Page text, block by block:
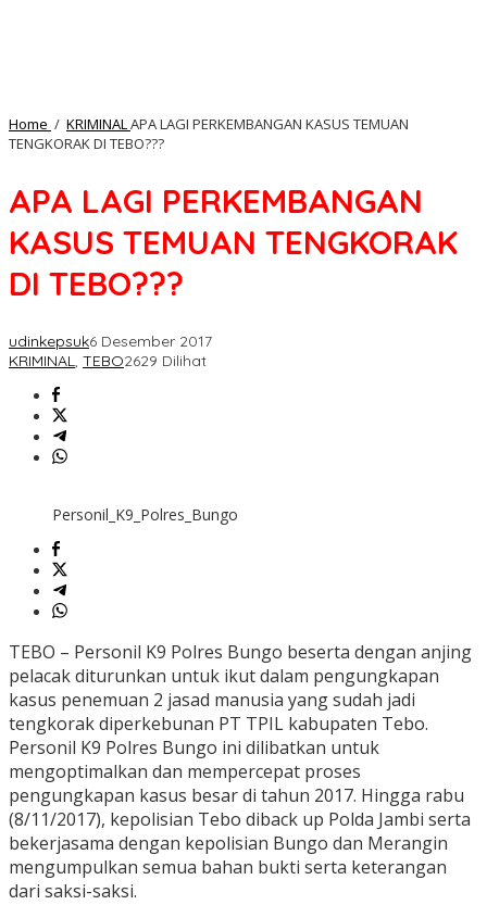
Home / KRIMINALAPA LAGI PERKEMBANGAN KASUS TEMUAN
TENGKORAK DI TEBO???
APA LAGI PERKEMBANGAN
KASUS TEMUAN TENGKORAK
DI TEBO???
udinkepsuk6 Desember 2017
KRIMINAL, TEBO2629 Dilihat
Personil_K9_Polres_Bungo
TEBO – Personil K9 Polres Bungo beserta dengan anjing
pelacak diturunkan untuk ikut dalam pengungkapan
kasus penemuan 2 jasad manusia yang sudah jadi
tengkorak diperkebunan PT TPIL kabupaten Tebo.
Personil K9 Polres Bungo ini dilibatkan untuk
mengoptimalkan dan mempercepat proses
pengungkapan kasus besar di tahun 2017. Hingga rabu
(8/11/2017), kepolisian Tebo diback up Polda Jambi serta
bekerjasama dengan kepolisian Bungo dan Merangin
mengumpulkan semua bahan bukti serta keterangan
dari saksi-saksi.